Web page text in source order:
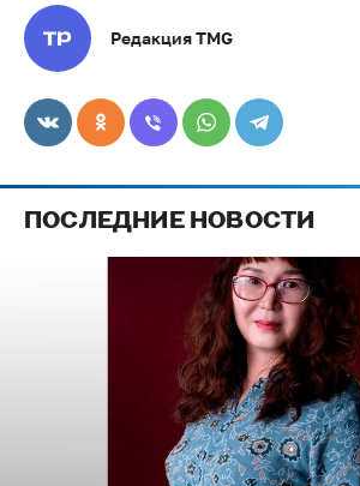
Редакция TMG
ПОСЛЕДНИЕ НОВОСТИ